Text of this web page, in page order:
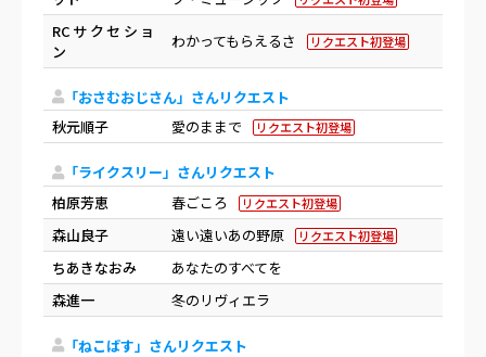
RCサクセショ
ン
わかってもらえるさ リクエスト初登場
「おさむおじさん」さんリクエスト
秋元順子
愛のままで リクエスト初登場
「ライクスリー」さんリクエスト
柏原芳恵
春ごころ リクエスト初登場
森山良子 遠い遠いあの野原 リクエスト初登場
ちあきなおみ
あなたのすべてを
森進一
冬のリヴィエラ
「ねこばす」さんリクエスト